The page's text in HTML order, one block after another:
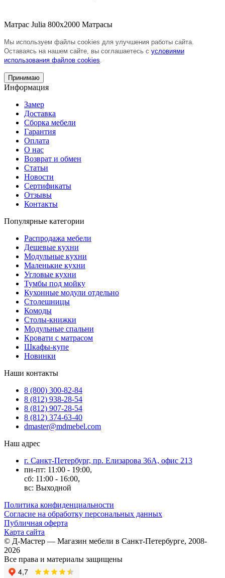
Матрас Julia 800х2000 Матрасы
Мы используем файлы cookies для улучшения работы сайта.
Оставаясь на нашем сайте, вы соглашаетесь с условиями
использования файлов cookies.
Принимаю
Информация
Замер
Доставка
Сборка мебели
Гарантия
Оплата
О нас
Возврат и обмен
Статьи
Новости
Сертификаты
Отзывы
Контакты
Популярные категории
Распродажа мебели
Дешевые кухни
Модульные кухни
Маленькие кухни
Угловые кухни
Тумбы под мойку
Кухонные модули отдельно
Столешницы
Комоды
Столы-книжки
Модульные спальни
Кровати с матрасом
Шкафы-купе
Новинки
Наши контакты
8 (800) 300-82-84
8 (812) 938-28-54
8 (812) 907-28-54
8 (812) 374-63-40
dmaster@mdmebel.com
Наш адрес
г. Санкт-Петербург, пр. Елизарова 36А, офис 213
пн-пт: 11:00 - 19:00,
сб: 11:00 - 16:00,
вс: Выходной
Политика конфиденциальности
Согласие на обработку персональных данных
Публичная оферта
Карта сайта
© Д-Мастер — Магазин мебели в Санкт-Петербурге, 2008-
2026
Все права и материалы защищены